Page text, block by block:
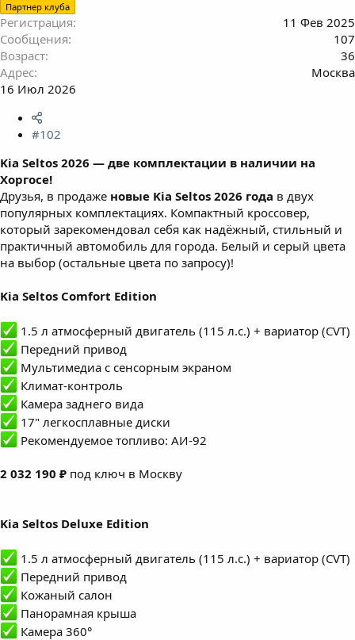
Партнер клуба
Регистрация
11 Фев 2025
Сообщения
107
Возраст
36
Адрес
Москва
16 Июл 2026
#102
Kia Seltos 2026 — две комплектации в наличии на
Хоргосе!
Друзья, в продаже новые Kia Seltos 2026 года в двух
популярных комплектациях. Компактный кроссовер,
который зарекомендовал себя как надёжный, стильный и
практичный автомобиль для города. Белый и серый цвета
на выбор (остальные цвета по запросу)!
Kia Seltos Comfort Edition
1.5 л атмосферный двигатель (115 л.с.) + вариатор (CVT)
Передний привод
Мультимедиа с сенсорным экраном
Климат-контроль
Камера заднего вида
17" легкосплавные диски
Рекомендуемое топливо: АИ-92
2 032 190 ₽ под ключ в Москву
Kia Seltos Deluxe Edition
1.5 л атмосферный двигатель (115 л.с.) + вариатор (CVT)
Передний привод
Кожаный салон
Панорамная крыша
Камера 360°